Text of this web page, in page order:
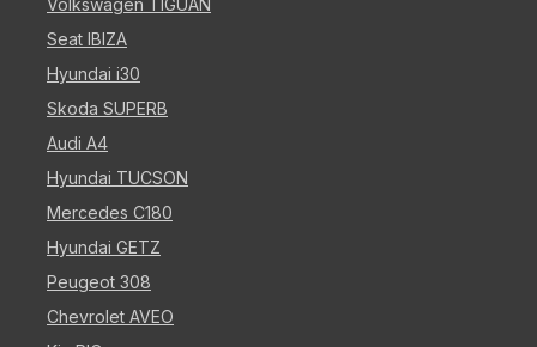
Volkswagen TIGUAN
Seat IBIZA
Hyundai i30
Skoda SUPERB
Audi A4
Hyundai TUCSON
Mercedes C180
Hyundai GETZ
Peugeot 308
Chevrolet AVEO